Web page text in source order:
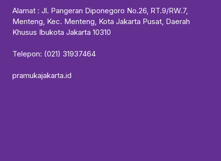
Alamat : Jl. Pangeran Diponegoro No.26, RT.9/RW.7,
Menteng, Kec. Menteng, Kota Jakarta Pusat, Daerah
Khusus Ibukota Jakarta 10310
Telepon: (021) 31937464
pramukajakarta.id